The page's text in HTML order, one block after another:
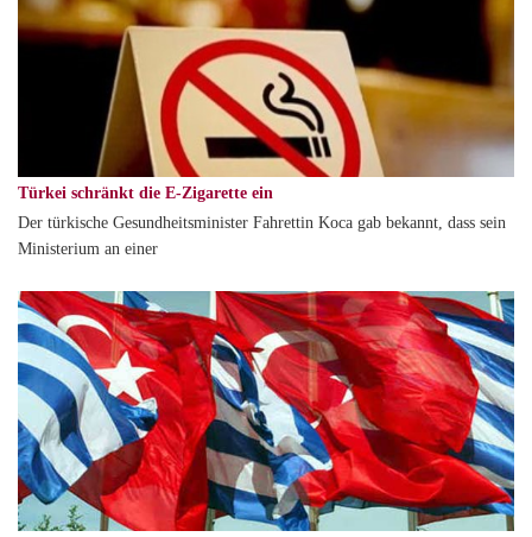
Türkei schränkt die E-Zigarette ein
Der türkische Gesundheitsminister Fahrettin Koca gab bekannt, dass sein
Ministerium an einer